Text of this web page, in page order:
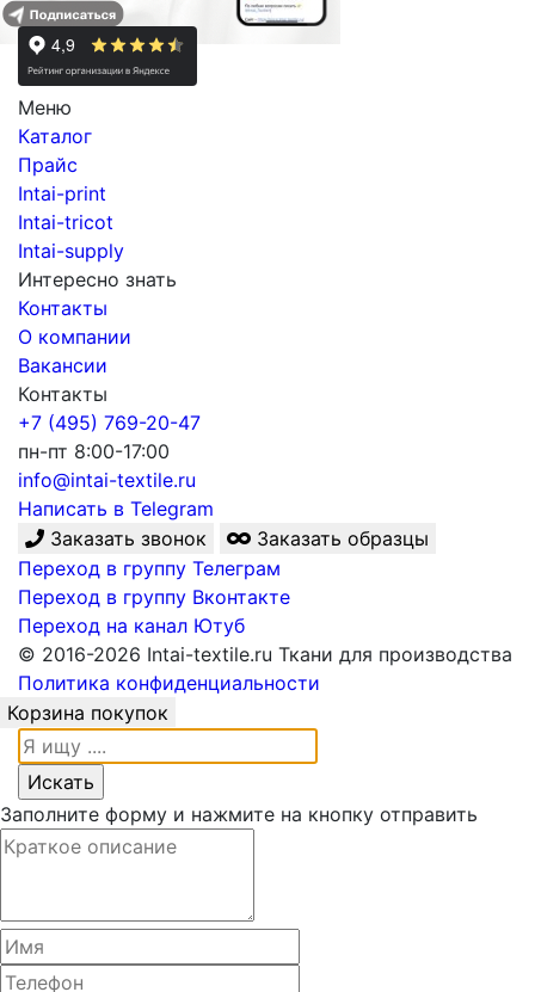
Меню
Каталог
Прайс
Intai-print
Intai-tricot
Intai-supply
Интересно знать
Контакты
О компании
Вакансии
Контакты
+7 (495) 769-20-47
пн-пт 8:00-17:00
info@intai-textile.ru
Написать в Telegram
Заказать звонок
Заказать образцы
Переход в группу Телеграм
Переход в группу Вконтакте
Переход на канал Ютуб
© 2016-2026 Intai-textile.ru Ткани для производства
Политика конфиденциальности
Корзина покупок
Заполните форму и нажмите на кнопку отправить